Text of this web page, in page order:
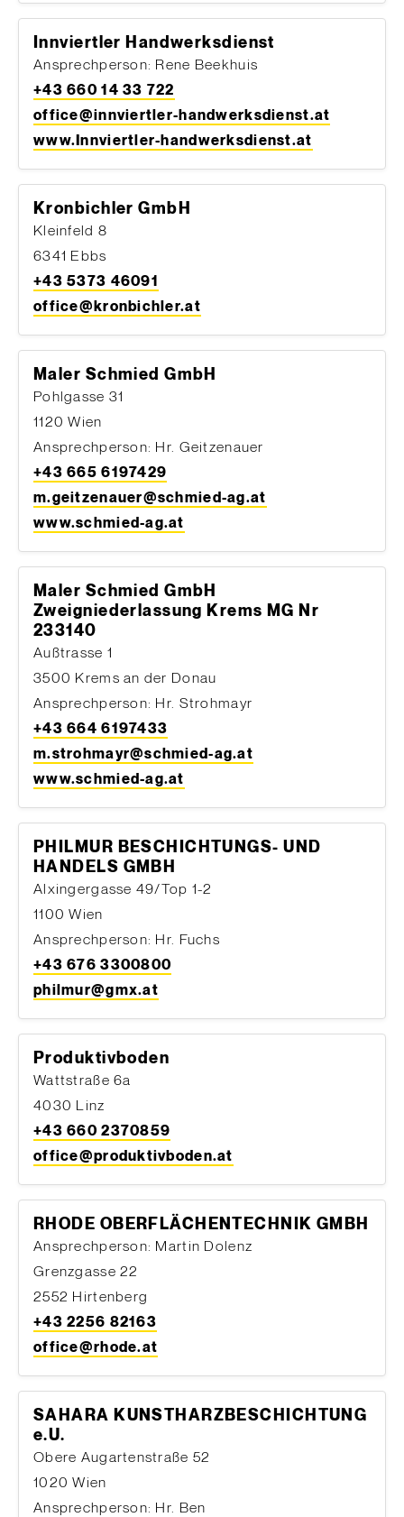
Innviertler Handwerksdienst
Ansprechperson: Rene Beekhuis
+43 660 14 33 722
office@innviertler-handwerksdienst.at
www.Innviertler-handwerksdienst.at
Kronbichler GmbH
Kleinfeld 8
6341 Ebbs
+43 5373 46091
office@kronbichler.at
Maler Schmied GmbH
Pohlgasse 31
1120 Wien
Ansprechperson: Hr. Geitzenauer
+43 665 6197429
m.geitzenauer@schmied-ag.at
www.schmied-ag.at
Maler Schmied GmbH
Zweigniederlassung Krems MG Nr
233140
Außtrasse 1
3500 Krems an der Donau
Ansprechperson: Hr. Strohmayr
+43 664 6197433
m.strohmayr@schmied-ag.at
www.schmied-ag.at
PHILMUR BESCHICHTUNGS- UND
HANDELS GMBH
Alxingergasse 49/Top 1-2
1100 Wien
Ansprechperson: Hr. Fuchs
+43 676 3300800
philmur@gmx.at
Produktivboden
Wattstraße 6a
4030 Linz
+43 660 2370859
office@produktivboden.at
RHODE OBERFLÄCHENTECHNIK GMBH
Ansprechperson: Martin Dolenz
Grenzgasse 22
2552 Hirtenberg
+43 2256 82163
office@rhode.at
SAHARA KUNSTHARZBESCHICHTUNG
e.U.
Obere Augartenstraße 52
1020 Wien
Ansprechperson: Hr. Ben